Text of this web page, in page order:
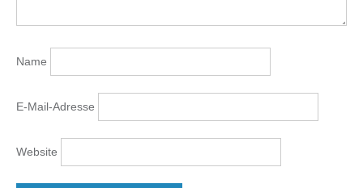
Name
E-Mail-Adresse
Website